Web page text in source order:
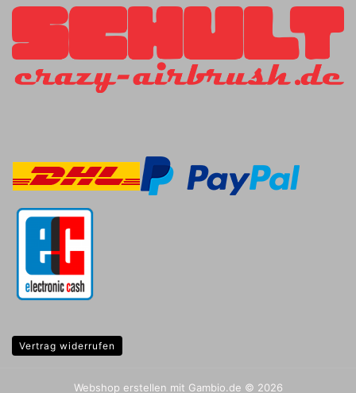
Vertrag widerrufen
Webshop erstellen mit Gambio.de © 2026